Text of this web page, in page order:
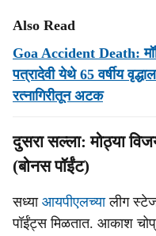
Also Read
Goa Accident Death:
पत्रादेवी येथे 65 वर्षीय
रत्नागिरीतून अटक
दुसरा सल्ला: मोठ्या
(बोनस पॉईंट)
सध्या आयपीएलच्यालीग
पॉईंट्स मिळतात. आकाश